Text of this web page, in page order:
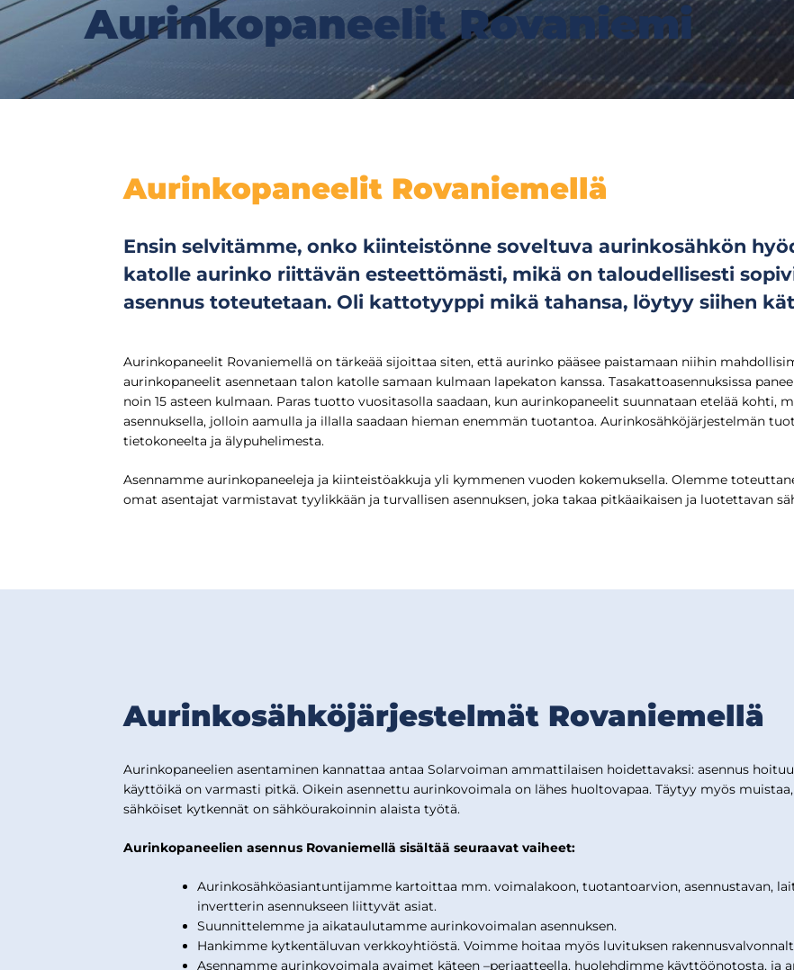
Aurinkopaneelit Rovaniemi
Aurinkopaneelit Rovaniemellä
Ensin selvitämme, onko kiinteistönne soveltuva aurinkosähkön
katolle aurinko riittävän esteettömästi, mikä on taloudellisesti
asennus toteutetaan. Oli kattotyyppi mikä tahansa, löytyy siihen
Aurinkopaneelit Rovaniemellä on tärkeää sijoittaa siten, että aurinko pääsee paistamaan niihin
aurinkopaneelit asennetaan talon katolle samaan kulmaan lapekaton kanssa. Tasakattoasennuksissa
noin 15 asteen kulmaan. Paras tuotto vuositasolla saadaan, kun aurinkopaneelit suunnataan etelää kohti,
asennuksella, jolloin aamulla ja illalla saadaan hieman enemmän tuotantoa. Aurinkosähköjärjestelmän
tietokoneelta ja älypuhelimesta.
Asennamme aurinkopaneeleja ja kiinteistöakkuja yli kymmenen vuoden kokemuksella. Olemme
omat asentajat varmistavat tyylikkään ja turvallisen asennuksen, joka takaa pitkäaikaisen ja luotettavan
Aurinkosähkö­järjestelmät Rovaniemellä
Aurinkopaneelien asentaminen kannattaa antaa Solarvoiman ammattilaisen hoidettavaksi: asennus
käyttöikä on varmasti pitkä. Oikein asennettu aurinkovoimala on lähes huoltovapaa. Täytyy myös
sähköiset kytkennät on sähköurakoinnin alaista työtä.
Aurinkopaneelien asennus Rovaniemellä sisältää seuraavat vaiheet:
Aurinkosähköasiantuntijamme kartoittaa mm. voimalakoon, tuotantoarvion, asennustavan,
invertterin asennukseen liittyvät asiat.
Suunnittelemme ja aikataulutamme aurinkovoimalan asennuksen.
Hankimme kytkentäluvan verkkoyhtiöstä. Voimme hoitaa myös luvituksen
Asennamme aurinkovoimala avaimet käteen –periaatteella, huolehdimme käyttöönotosta, ja